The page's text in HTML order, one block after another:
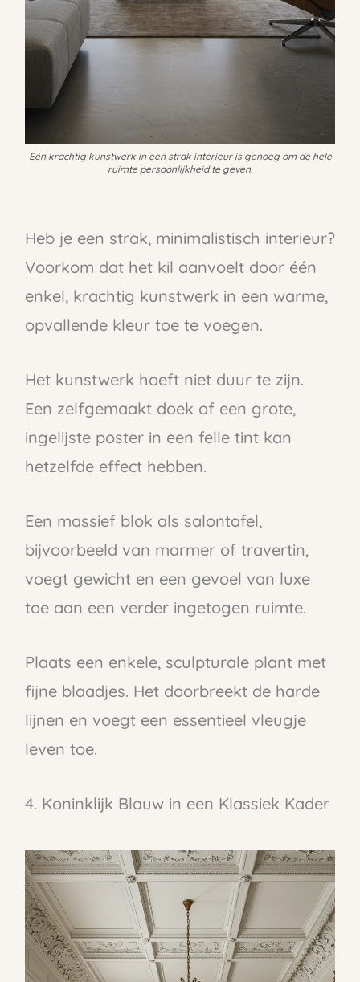
Eén krachtig kunstwerk in een strak interieur is genoeg om de hele
ruimte persoonlijkheid te geven.
Heb je een strak, minimalistisch interieur?
Voorkom dat het kil aanvoelt door één
enkel, krachtig kunstwerk in een warme,
opvallende kleur toe te voegen.
Het kunstwerk hoeft niet duur te zijn.
Een zelfgemaakt doek of een grote,
ingelijste poster in een felle tint kan
hetzelfde effect hebben.
Een massief blok als salontafel,
bijvoorbeeld van marmer of travertin,
voegt gewicht en een gevoel van luxe
toe aan een verder ingetogen ruimte.
Plaats een enkele, sculpturale plant met
fijne blaadjes. Het doorbreekt de harde
lijnen en voegt een essentieel vleugje
leven toe.
4. Koninklijk Blauw in een Klassiek Kader